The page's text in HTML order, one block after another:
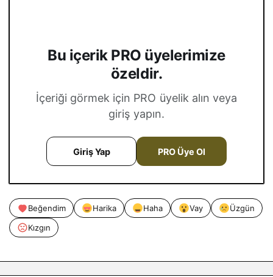
Bu içerik PRO üyelerimize
özeldir.
İçeriği görmek için PRO üyelik alın veya
giriş yapın.
Giriş Yap PRO Üye Ol
Beğendim Harika Haha Vay
Üzgün
Kızgın